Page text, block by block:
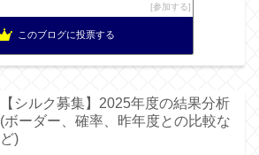
参加する
このブログに投票する
【シルク募集】2025年度の結果分析
(ボーダー、確率、昨年度との比較な
ど)